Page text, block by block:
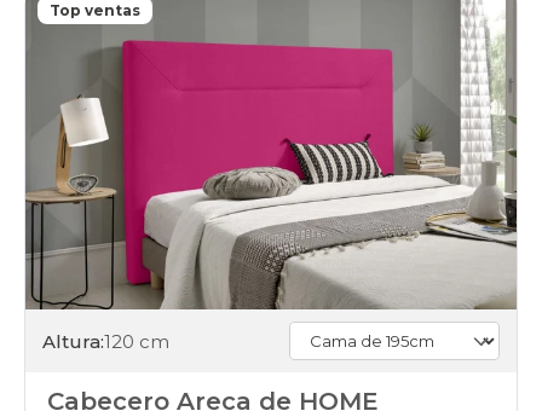
Top ventas
Altura:120 cm
Cabecero Areca de HOME